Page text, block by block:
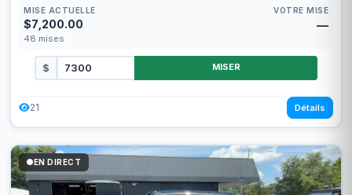
MISE ACTUELLE
$7,200.00
48 mises
VOTRE MISE
—
$ MISER
21 Détails
EN DIRECT